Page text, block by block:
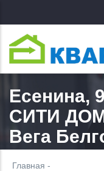
к
основному
содержанию
Есенина,
СИТИ
Вега
Главная -